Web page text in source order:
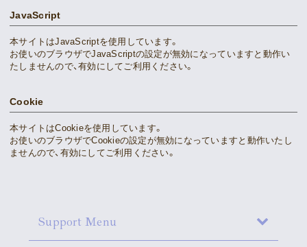
Playlist
あとがき
JavaScript
本サイトはJavaScriptを使用しています。
お使いのブラウザでJavaScriptの設定が無効になっていますと動作い
たしませんので、有効にしてご利用ください。
Cookie
本サイトはCookieを使用しています。
お使いのブラウザでCookieの設定が無効になっていますと動作いたし
ませんので、有効にしてご利用ください。
Support Menu